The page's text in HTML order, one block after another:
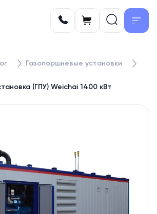
Газопоршневые установки
(ГПУ) Weichai 1400 кВт